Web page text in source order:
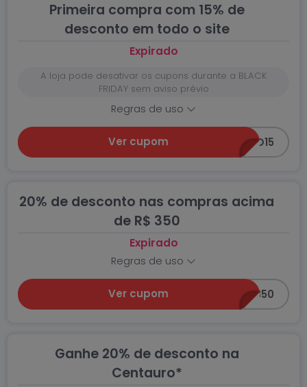
Primeira compra com 15% de
desconto em todo o site
Expirado
A loja pode desativar os cupons durante a BLACK
FRIDAY sem aviso prévio
Regras de uso
Ver cupom BEMVINDO15
20% de desconto nas compras acima
de R$ 350
Expirado
Regras de uso
Ver cupom 20ACIMA350
Ganhe 20% de desconto na
Centauro*